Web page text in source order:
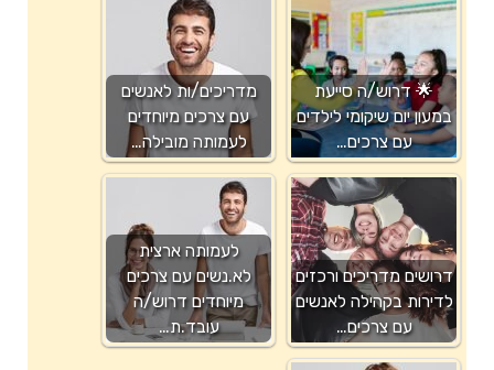
🌟 דרוש/ה סייעת
במעון יום שיקומי לילדים
עם צרכים…
מדריכים/ות לאנשים
עם צרכים מיוחדים
לעמותה מובילה…
דרושים מדריכים ורכזים
לדירות בקהילה לאנשים
עם צרכים…
לעמותה ארצית
לא.נשים עם צרכים
מיוחדים דרוש/ה
עובד.ת…